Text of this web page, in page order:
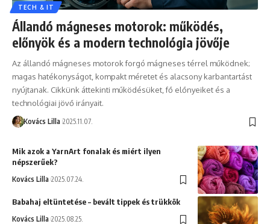
TECH & IT
Állandó mágneses motorok: működés,
előnyök és a modern technológia jövője
Az állandó mágneses motorok forgó mágneses térrel működnek;
magas hatékonyságot, kompakt méretet és alacsony karbantartást
nyújtanak. Cikkünk áttekinti működésüket, fő előnyeiket és a
technológiai jövő irányait.
Kovács Lilla 2025.11.07.
Mik azok a YarnArt fonalak és miért ilyen
népszerűek?
Kovács Lilla 2025.07.24.
Babahaj eltüntetése – bevált tippek és trükkök
Kovács Lilla 2025.08.25.